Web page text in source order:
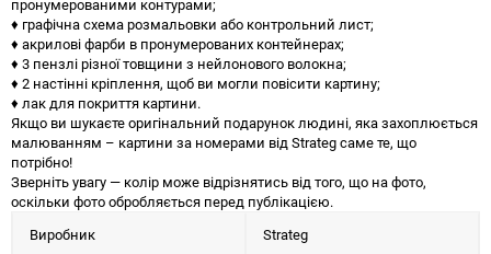
пронумерованими контурами;
♦ графічна схема розмальовки або контрольний лист;
♦ акрилові фарби в пронумерованих контейнерах;
♦ 3 пензлі різної товщини з нейлонового волокна;
♦ 2 настінні кріплення, щоб ви могли повісити картину;
♦ лак для покриття картини.
Якщо ви шукаєте оригінальний подарунок людині, яка захоплюється
малюванням – картини за номерами від Strateg саме те, що
потрібно!
Зверніть увагу — колір може відрізнятись від того, що на фото,
оскільки фото обробляється перед публікацією.
Виробник
Strateg